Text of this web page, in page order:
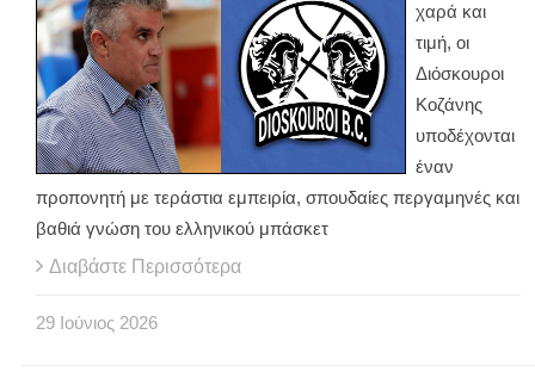
χαρά και
τιμή, οι
Διόσκουροι
Κοζάνης
υποδέχονται
έναν
προπονητή με τεράστια εμπειρία, σπουδαίες περγαμηνές και
βαθιά γνώση του ελληνικού μπάσκετ
Διαβάστε Περισσότερα
29 Ιούνιος 2026